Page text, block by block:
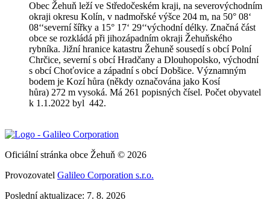
Obec Žehuň leží ve Středočeském kraji, na severovýchodním
okraji okresu Kolín, v nadmořské výšce 204 m, na 50° 08‘
08‘‘severní šířky a 15° 17‘ 29‘‘východní délky. Značná část
obce se rozkládá při jihozápadním okraji Žehuňského
rybníka. Jižní hranice katastru Žehuně sousedí s obcí Polní
Chrčice, severní s obcí Hradčany a Dlouhopolsko, východní
s obcí Choťovice a západní s obcí Dobšice. Významným
bodem je Kozí hůra (někdy označována jako Kosí
hůra) 272 m vysoká. Má 261 popisných čísel. Počet obyvatel
k 1.1.2022 byl 442.
Oficiální stránka obce Žehuň © 2026
Provozovatel Galileo Corporation s.r.o.
Poslední aktualizace: 7. 8. 2026